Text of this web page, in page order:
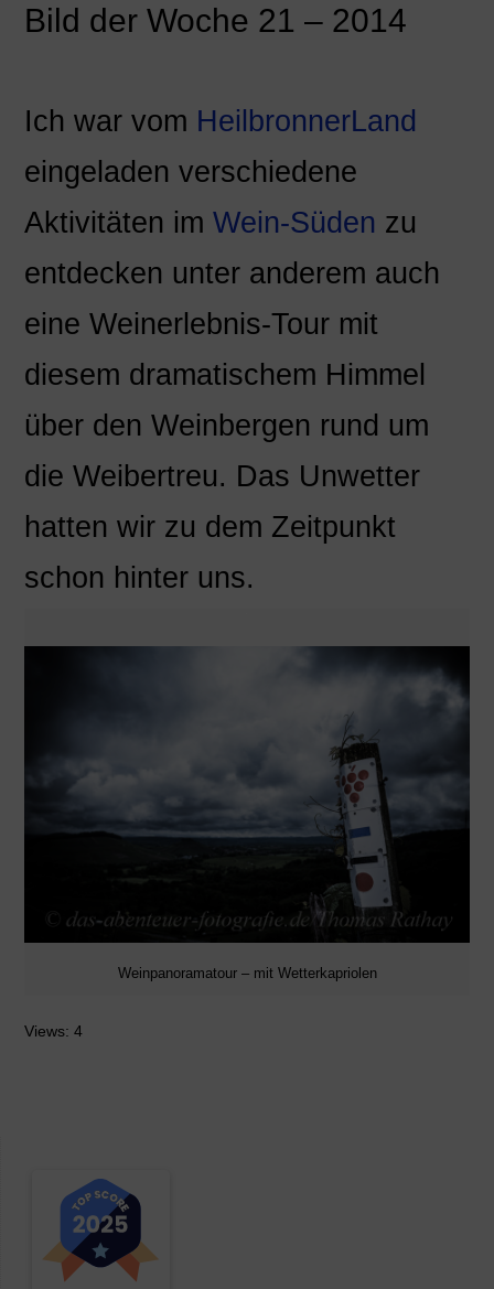
Bild der Woche 21 – 2014
Ich war vom HeilbronnerLand
eingeladen verschiedene
Aktivitäten im Wein-Süden zu
entdecken unter anderem auch
eine Weinerlebnis-Tour mit
diesem dramatischem Himmel
über den Weinbergen rund um
die Weibertreu. Das Unwetter
hatten wir zu dem Zeitpunkt
schon hinter uns.
Weinpanoramatour – mit Wetterkapriolen
Views: 4